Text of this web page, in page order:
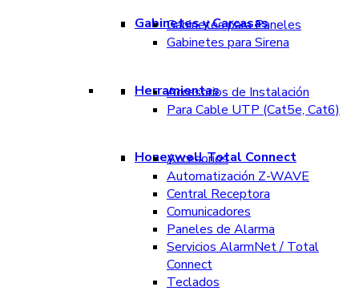
Gabinetes y Carcasas
Gabinetes para Paneles
Gabinetes para Sirena
Herramientas
Accesorios de Instalación
Para Cable UTP (Cat5e, Cat6)
Honeywell Total Connect
Accesorios
Automatización Z-WAVE
Central Receptora
Comunicadores
Paneles de Alarma
Servicios AlarmNet / Total
Connect
Teclados